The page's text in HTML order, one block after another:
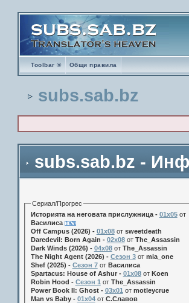
Toolbar ® Общи правила
subs.sab.bz
subs.sab.bz -
Сериал/Прогрес
Историята на неговата прислужница - 01х05от
Василиса
Off Campus (2026) - 01x08от sweetdeath
Daredevil: Born Again - 02x08от The_Assassin
Dark Winds (2026) - 04x08от The_Assassin
The Night Agent (2026) - Сезон 3от mia_one
Shef (2025) - Сезон 7от Василиса
Spartacus: House of Ashur - 01x08от Koen
Robin Hood - Сезон 1 от The_Assassin
Power Book II: Ghost - 03x01 от motleycrue
Man vs Baby - 01x04от С.Славов